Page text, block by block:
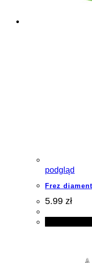
podgląd
Frez
5.99 zł